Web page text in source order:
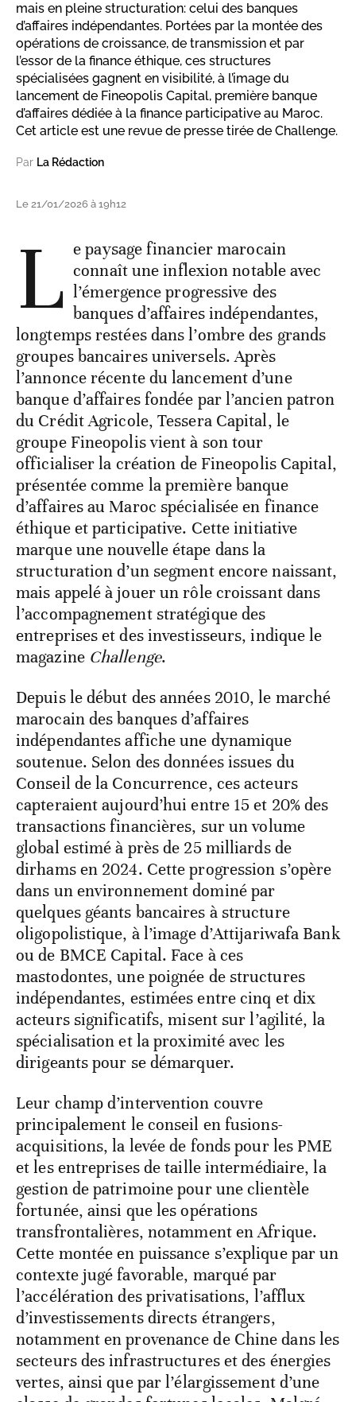
mais en pleine structuration: celui des banques
d’affaires indépendantes. Portées par la montée des
opérations de croissance, de transmission et par
l’essor de la finance éthique, ces structures
spécialisées gagnent en visibilité, à l’image du
lancement de Fineopolis Capital, première banque
d’affaires dédiée à la finance participative au Maroc.
Cet article est une revue de presse tirée de Challenge.
Par La Rédaction
Le 21/01/2026 à 19h12
L e paysage financier marocain
connaît une inflexion notable avec
l’émergence progressive des
banques d’affaires indépendantes,
longtemps restées dans l’ombre des grands
groupes bancaires universels. Après
l’annonce récente du lancement d’une
banque d’affaires fondée par l’ancien patron
du Crédit Agricole, Tessera Capital, le
groupe Fineopolis vient à son tour
officialiser la création de Fineopolis Capital,
présentée comme la première banque
d’affaires au Maroc spécialisée en finance
éthique et participative. Cette initiative
marque une nouvelle étape dans la
structuration d’un segment encore naissant,
mais appelé à jouer un rôle croissant dans
l’accompagnement stratégique des
entreprises et des investisseurs, indique le
magazine Challenge.
Depuis le début des années 2010, le marché
marocain des banques d’affaires
indépendantes affiche une dynamique
soutenue. Selon des données issues du
Conseil de la Concurrence, ces acteurs
capteraient aujourd’hui entre 15 et 20% des
transactions financières, sur un volume
global estimé à près de 25 milliards de
dirhams en 2024. Cette progression s’opère
dans un environnement dominé par
quelques géants bancaires à structure
oligopolistique, à l’image d’Attijariwafa Bank
ou de BMCE Capital. Face à ces
mastodontes, une poignée de structures
indépendantes, estimées entre cinq et dix
acteurs significatifs, misent sur l’agilité, la
spécialisation et la proximité avec les
dirigeants pour se démarquer.
Leur champ d’intervention couvre
principalement le conseil en fusions-
acquisitions, la levée de fonds pour les PME
et les entreprises de taille intermédiaire, la
gestion de patrimoine pour une clientèle
fortunée, ainsi que les opérations
transfrontalières, notamment en Afrique.
Cette montée en puissance s’explique par un
contexte jugé favorable, marqué par
l’accélération des privatisations, l’afflux
d’investissements directs étrangers,
notamment en provenance de Chine dans les
secteurs des infrastructures et des énergies
vertes, ainsi que par l’élargissement d’une